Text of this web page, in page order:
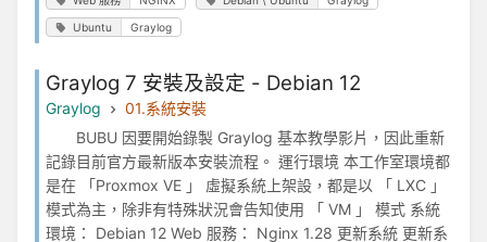
Ubuntu Graylog
Graylog 7 安裝及設定 - Debian 12
Graylog
01.系統安裝
BUBU 因要開始錄製 Graylog 基本教學影片，因此重新
記錄目前官方最新版本安裝流程。 運行環境 本工作室環境都
是在 「Proxmox VE 」 虛擬系統上架設，都是以 「 LXC 」
模式為主，除非有特殊狀況會告知使用 「 VM 」 模式 系統
環境： Debian 12 Web 服務： Nginx 1.28 更新系統 更新系